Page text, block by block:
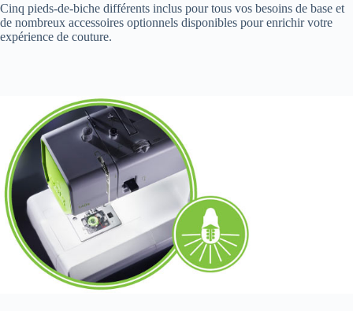
Cinq pieds-de-biche différents inclus pour tous vos besoins de base et
de nombreux accessoires optionnels disponibles pour enrichir votre
expérience de couture.